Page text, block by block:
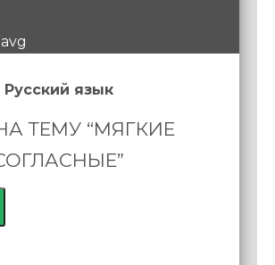
Русский язык
ТЕМУ “МЯГКИЕ